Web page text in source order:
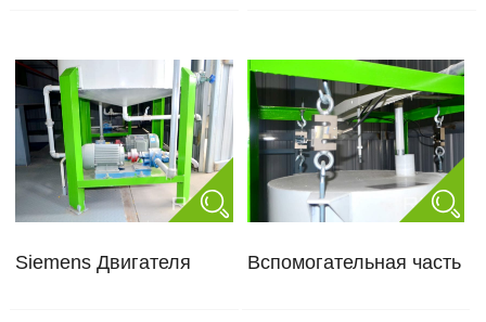
Siemens Двигателя Вспомогательная часть